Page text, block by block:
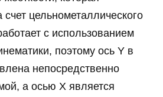
счет цельнометаллического
с использованием
поэтому ось Y в
непосредственно
а осью X является